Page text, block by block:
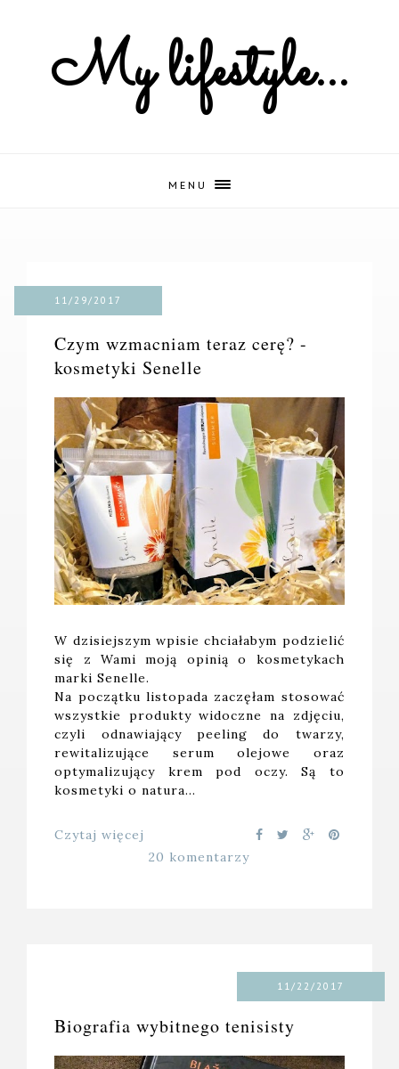
My lifestyle...
MENU
11/29/2017
Czym wzmacniam teraz cerę? -
kosmetyki Senelle
W dzisiejszym wpisie chciałabym podzielić
się z Wami moją opinią o kosmetykach
marki Senelle.
Na początku listopada zaczęłam stosować
wszystkie produkty widoczne na zdjęciu,
czyli odnawiający peeling do twarzy,
rewitalizujące serum olejowe oraz
optymalizujący krem pod oczy. Są to
kosmetyki o natura…
Czytaj więcej
20 komentarzy
11/22/2017
Biografia wybitnego tenisisty